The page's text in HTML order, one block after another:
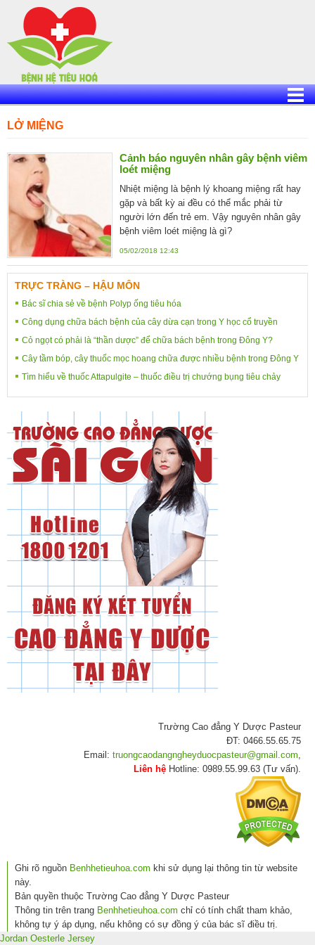
content
LỞ MIỆNG
Cảnh báo nguyên nhân gây bệnh viêm
loét miệng
Nhiệt miệng là bệnh lý khoang miệng rất hay
gặp và bất kỳ ai đều có thể mắc phải từ
người lớn đến trẻ em. Vậy nguyên nhân gây
bệnh viêm loét miệng là gì?
05/02/2018 12:43
TRỰC TRÀNG – HẬU MÔN
Bác sĩ chia sẻ về bệnh Polyp ống tiêu hóa
Công dụng chữa bách bệnh của cây dừa cạn trong Y học cổ truyền
Cỏ ngọt có phải là “thần dược” để chữa bách bệnh trong Đông Y?
Cây tầm bóp, cây thuốc mọc hoang chữa được nhiều bệnh trong Đông Y
Tìm hiểu về thuốc Attapulgite – thuốc điều trị chướng bụng tiêu chảy
Trường Cao đẳng Y Dược Pasteur
ĐT: 0466.55.65.75
Email: truongcaodangngheyduocpasteur@gmail.com
Liên hệ Hotline: 0989.55.99.63 (Tư vấn).
Ghi rõ nguồn Benhhetieuhoa.com khi sử dụng lại thông tin từ website
này.
Bản quyền thuộc Trường Cao đẳng Y Dược Pasteur
Thông tin trên trang Benhhetieuhoa.com chỉ có tính chất tham khảo,
không tự ý áp dụng, nếu không có sự đồng ý của bác sĩ điều trị.
Jordan Oesterle Jersey